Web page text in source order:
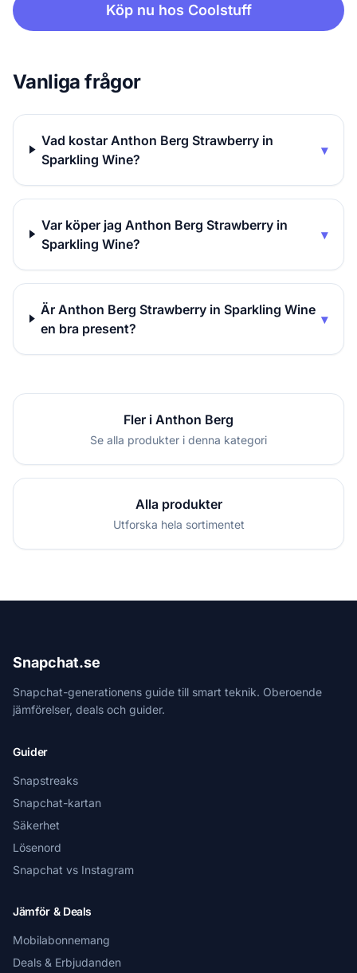
Köp nu hos Coolstuff
Vanliga frågor
Vad kostar Anthon Berg Strawberry in
Sparkling Wine?
▾
Var köper jag Anthon Berg Strawberry in
Sparkling Wine?
▾
Är Anthon Berg Strawberry in Sparkling Wine
en bra present?
▾
Fler i Anthon Berg
Se alla produkter i denna kategori
Alla produkter
Utforska hela sortimentet
Snapchat.se
Snapchat-generationens guide till smart teknik. Oberoende
jämförelser, deals och guider.
Guider
Snapstreaks
Snapchat-kartan
Säkerhet
Lösenord
Snapchat vs Instagram
Jämför & Deals
Mobilabonnemang
Deals & Erbjudanden